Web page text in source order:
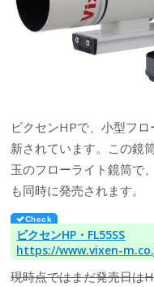
ビクセンHPで、小型フ
新されています。この鏡
玉のフローライト鏡筒で
も同時に発売されます。
ビクセンHP・FL55SS
https://www.vixen-
現時点ではまだ発売日は